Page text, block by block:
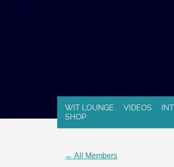
WIT LOUNGE VIDEOS
SHOP
← All Members